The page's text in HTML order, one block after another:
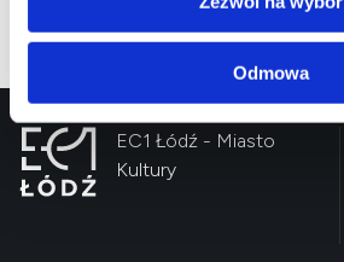
Odmowa
EC1 Łódź - Miasto
Kultury